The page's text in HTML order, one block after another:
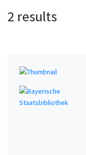
2 results